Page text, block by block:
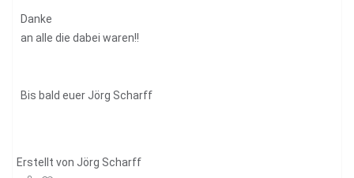
Danke
an alle die dabei waren!!
Bis bald euer Jörg Scharff
Erstellt von Jörg Scharff